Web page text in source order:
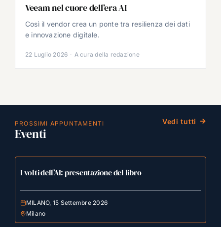
Veeam nel cuore dell’era AI
Così il vendor crea un ponte tra resilienza dei dati
e innovazione digitale.
22 Luglio 2026 · A cura della redazione
PROSSIMI APPUNTAMENTI
Eventi
Vedi tutti
I volti dell’AI: presentazione del libro
MILANO, 15 Settembre 2026
Milano